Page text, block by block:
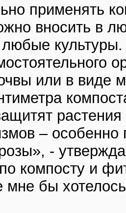
применять
вносить в
или в виде
растения
–
-
компосту и
мне бы